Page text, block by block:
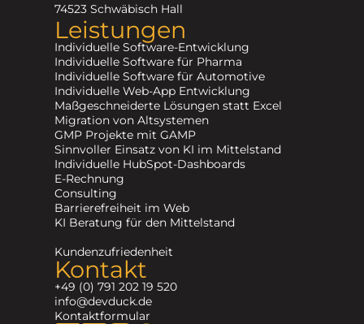
74523 Schwäbisch Hall
Leistungen
Individuelle Software-Entwicklung
Individuelle Software für Pharma
Individuelle Software für Automotive
Individuelle Web-App Entwicklung
Maßgeschneiderte Lösungen statt Excel
Migration von Altsystemen
GMP Projekte mit GAMP
Sinnvoller Einsatz von KI im Mittelstand
Individuelle HubSpot-Dashboards
E-Rechnung
Consulting
Barrierefreiheit im Web
KI Beratung für den Mittelstand
Kundenzufriedenheit
Kontakt
+49 (0) 791 202 19 520
info@devduck.de
Kontaktformular